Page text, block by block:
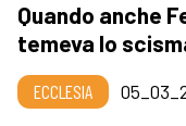
Quando anche
temeva lo
ECCLESIA